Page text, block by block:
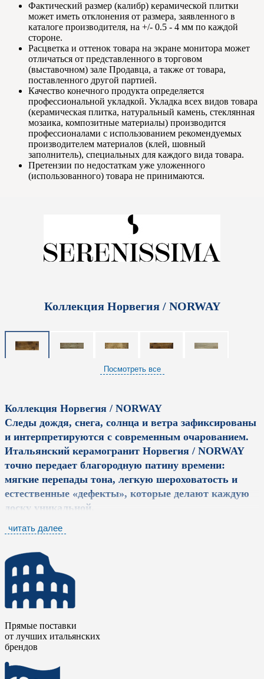
Фактический размер (калибр) керамической плитки
может иметь отклонения от размера, заявленного в
каталоге производителя, на +/- 0.5 - 4 мм по каждой
стороне.
Расцветка и оттенок товара на экране монитора может
отличаться от представленного в торговом
(выставочном) зале Продавца, а также от товара,
поставленного другой партией.
Качество конечного продукта определяется
профессиональной укладкой. Укладка всех видов товара
(керамическая плитка, натуральный камень, стеклянная
мозаика, композитные материалы) производится
профессионалами с использованием рекомендуемых
производителем материалов (клей, шовный
заполнитель), специальных для каждого вида товара.
Претензии по недостаткам уже уложенного
(использованного) товара не принимаются.
Коллекция Норвегия / NORWAY
Посмотреть все
Коллекция Норвегия / NORWAY
Следы дождя, снега, солнца и ветра зафиксированы
и интерпретируются с современным очарованием.
Итальянский керамогранит Норвегия / NORWAY
точно передает благородную патину времени:
мягкие перепады тона, легкую шероховатость и
естественные «дефекты», которые делают каждую
доску уникальной.
Пять цветовых решений коллекции, от пепельно-
глубокого коричневого, позволяют воссоздать
атмосферу скандинавских фьордов, северных лесов
и старинных рыбацких домиков, адаптировав ее к
требованиям современного дизайна.
Керамический гранит
боится истирания, легко моется и не требует
специального ухода, в отличие от натурального
дерева. При этом тактильные ощущения
читать далее
Прямые поставки
от лучших итальянских
брендов